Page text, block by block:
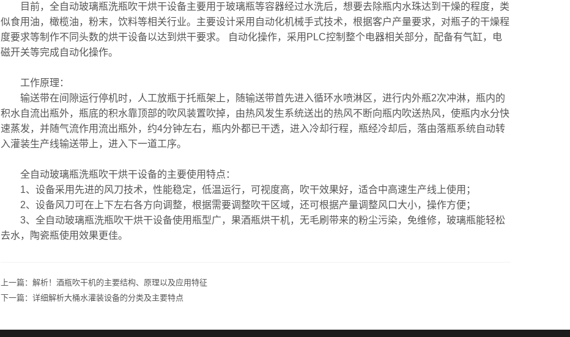
目前，全自动玻璃瓶洗瓶吹干烘干设备主要用于玻璃瓶等容器经过水洗后，想要去除瓶内水珠达到干燥的程度，类
似食用油，橄榄油，粉末，饮料等相关行业。主要设计采用自动化机械手式技术，根据客户产量要求，对瓶子的干燥程
度要求等制作不同头数的烘干设备以达到烘干要求。 自动化操作，采用PLC控制整个电器相关部分，配备有气缸，电
磁开关等完成自动化操作。
工作原理：
输送带在间隙运行停机时，人工放瓶于托瓶架上，随输送带首先进入循环水喷淋区，进行内外瓶2次冲淋，瓶内的
积水自流出瓶外，瓶底的积水靠顶部的吹风装置吹掉，由热风发生系统送出的热风不断向瓶内吹送热风，使瓶内水分快
速蒸发，并随气流作用流出瓶外，约4分钟左右，瓶内外都已干透，进入冷却行程，瓶经冷却后，落由落瓶系统自动转
入灌装生产线输送带上，进入下一道工序。
全自动玻璃瓶洗瓶吹干烘干设备的主要使用特点：
1、设备采用先进的风刀技术，性能稳定，低温运行，可视度高，吹干效果好，适合中高速生产线上使用；
2、设备风刀可在上下左右各方向调整，根据需要调整吹干区域，还可根据产量调整风口大小，操作方便；
3、全自动玻璃瓶洗瓶吹干烘干设备使用瓶型广，果酒瓶烘干机，无毛刷带来的粉尘污染，免维修，玻璃瓶能轻松
去水，陶瓷瓶使用效果更佳。
上一篇： 解析！酒瓶吹干机的主要结构、原理以及应用特征
下一篇： 详细解析大桶水灌装设备的分类及主要特点